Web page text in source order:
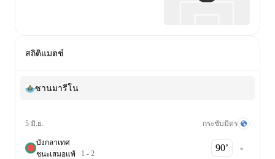
สถิติแมตช์
ซานมารีโน
5 มิ.ย. กระชับมิตร
บังกลาเทศ
ชนะเสมอแพ้ 1 - 2
90‎’‎ -